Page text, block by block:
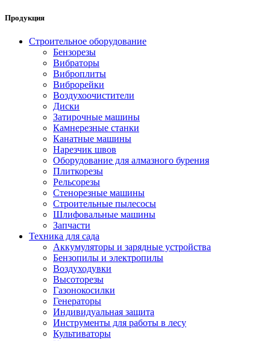
Продукция
Строительное оборудование
Бензорезы
Вибраторы
Виброплиты
Виброрейки
Воздухоочистители
Диски
Затирочные машины
Камнерезные станки
Канатные машины
Нарезчик швов
Оборудование для алмазного бурения
Плиткорезы
Рельсорезы
Стенорезные машины
Строительные пылесосы
Шлифовальные машины
Запчасти
Техника для сада
Аккумуляторы и зарядные устройства
Бензопилы и электропилы
Воздуходувки
Высоторезы
Газонокосилки
Генераторы
Индивидуальная защита
Инструменты для работы в лесу
Культиваторы